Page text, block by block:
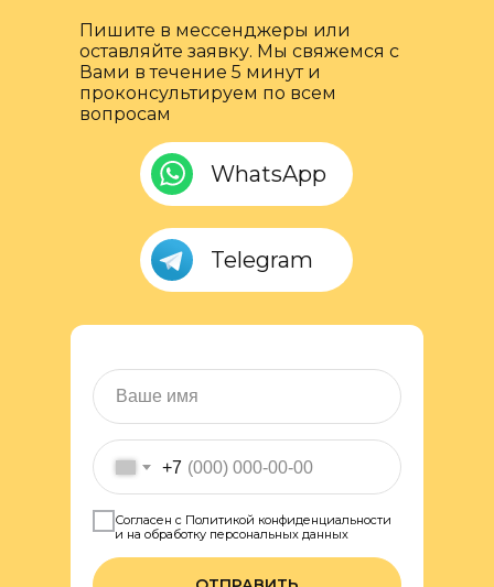
Пишите в мессенджеры или
оставляйте заявку. Мы свяжемся с
Вами в течение 5 минут и
проконсультируем по всем
вопросам
Telegram
WhatsApp
+7
Согласен с Политикой конфиденциальности
и на обработку персональных данных